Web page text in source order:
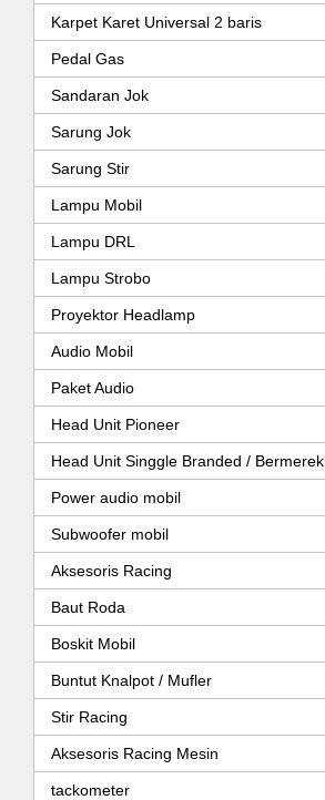
Karpet Karet Universal 2 baris
Pedal Gas
Sandaran Jok
Sarung Jok
Sarung Stir
Lampu Mobil
Lampu DRL
Lampu Strobo
Proyektor Headlamp
Audio Mobil
Paket Audio
Head Unit Pioneer
Head Unit Singgle Branded / Bermerek
Power audio mobil
Subwoofer mobil
Aksesoris Racing
Baut Roda
Boskit Mobil
Buntut Knalpot / Mufler
Stir Racing
Aksesoris Racing Mesin
tackometer